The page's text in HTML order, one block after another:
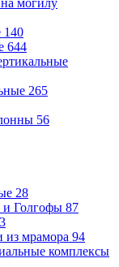
могилу
140
644
265
56
28
и Голгофы 87
из мрамора 94
комплексы